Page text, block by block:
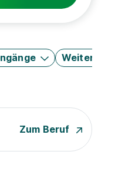
Weitere Filter
Zum Beruf